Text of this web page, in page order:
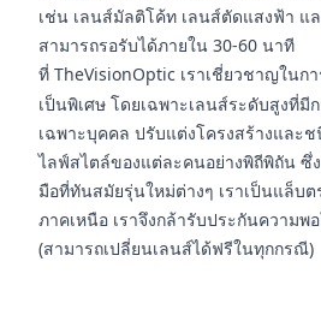
เช่น เลนส์มัลติโค้ท เลนส์ตัดแสงฟ้า แ
สามารถรอรับได้ภายใน 30-60 นาที
ที่ TheVisionOptic เราเชี่ยวชาญในก
เป็นพิเศษ โดยเฉพาะเลนส์ระดับสูงที่
เฉพาะบุคคล ปรับแต่งโครงสร้างและ
ไลฟ์สไตล์ของแต่ละคนอย่างพิถีพิถัน ซึ่ง
มือที่ทันสมัยรุ่นใหม่ต่างๆ เราเป็นแล็บ
ภาคเหนือ เราจึงกล้ารับประกันความพ
(สามารถเปลี่ยนเลนส์ได้ฟรีในทุกกรณี)